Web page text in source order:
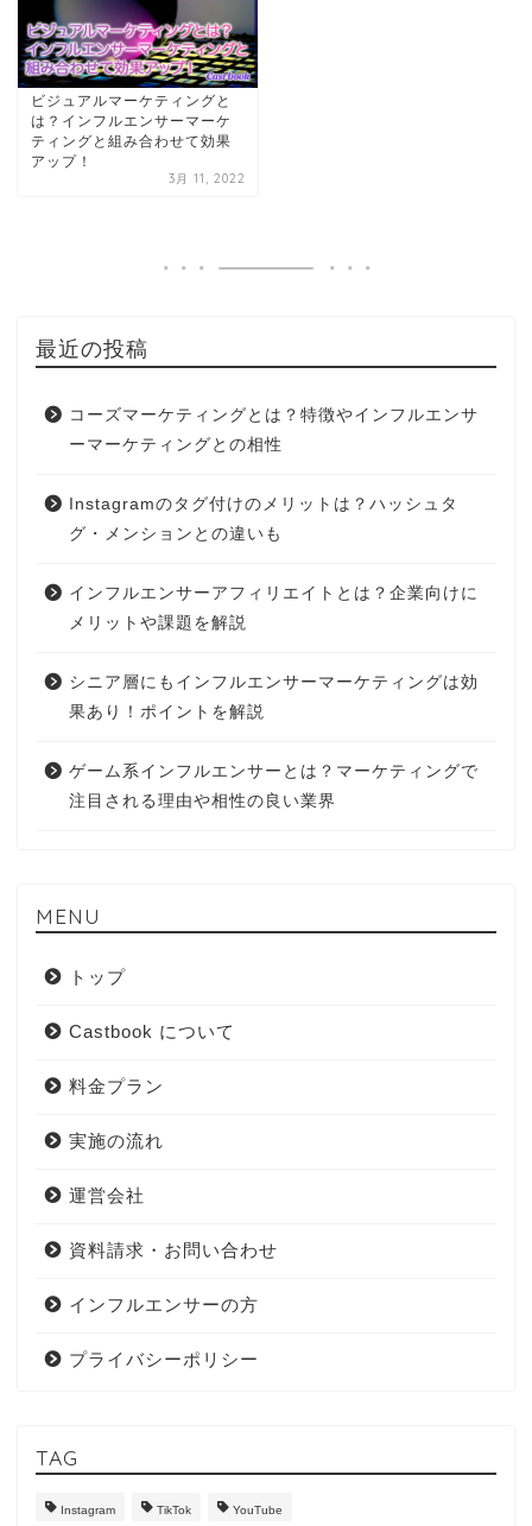
ビジュアルマーケティングと
は？インフルエンサーマーケ
ティングと組み合わせて効果
アップ！
3月 11, 2022
最近の投稿
コーズマーケティングとは？特徴やインフルエンサ
ーマーケティングとの相性
Instagramのタグ付けのメリットは？ハッシュタ
グ・メンションとの違いも
インフルエンサーアフィリエイトとは？企業向けに
メリットや課題を解説
シニア層にもインフルエンサーマーケティングは効
果あり！ポイントを解説
ゲーム系インフルエンサーとは？マーケティングで
注目される理由や相性の良い業界
MENU
トップ
Castbook について
料金プラン
実施の流れ
運営会社
資料請求・お問い合わせ
インフルエンサーの方
プライバシーポリシー
TAG
Instagram TikTok YouTube